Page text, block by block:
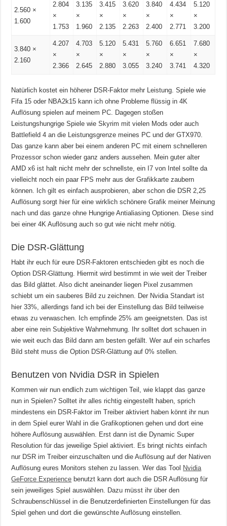
2.560 ×
1.600
2.804
×
1.753
3.135
×
1.960
3.415
×
2.135
3.620
×
2.263
3.840
×
2.400
4.434
×
2.771
5.120
×
3.200
3.840 ×
2.160
4.207
×
2.366
4.703
×
2.645
5.120
×
2.880
5.431
×
3.055
5.760
×
3.240
6.651
×
3.741
7.680
×
4.320
Natürlich kostet ein höherer DSR-Faktor mehr Leistung. Spiele wie
Fifa 15 oder NBA2k15 kann ich ohne Probleme flüssig in 4K
Auflösung spielen auf meinem PC. Dagegen stoßen
Leistungshungrige Spiele wie Skyrim mit vielen Mods oder auch
Battlefield 4 an die Leistungsgrenze meines PC und der GTX970.
Das ganze kann aber bei einem anderen PC mit einem schnelleren
Prozessor schon wieder ganz anders aussehen. Mein guter alter
AMD x6 ist halt nicht mehr der schnellste, ein I7 von Intel sollte da
vielleicht noch ein paar FPS mehr aus der Grafikkarte zaubern
können. Ich gilt es einfach ausprobieren, aber schon die DSR 2,25
Auflösung sorgt hier für eine wirklich schönere Grafik meiner Meinung
nach und das ganze ohne Hungrige Antialiasing Optionen. Diese sind
bei einer 4K Auflösung auch so gut wie nicht mehr nötig.
Die DSR-Glättung
Habt ihr euch für eure DSR-Faktoren entschieden gibt es noch die
Option DSR-Glättung. Hiermit wird bestimmt in wie weit der Treiber
das Bild glättet. Also dicht aneinander liegen Pixel zusammen
schiebt um ein sauberes Bild zu zeichnen. Der Nvidia Standart ist
hier 33%, allerdings fand ich bei der Einstellung das Bild teilweise
etwas zu verwaschen. Ich empfinde 25% am geeignetsten. Das ist
aber eine rein Subjektive Wahrnehmung. Ihr solltet dort schauen in
wie weit euch das Bild dann am besten gefällt. Wer auf ein scharfes
Bild steht muss die Option DSR-Glättung auf 0% stellen.
Benutzen von Nvidia DSR in Spielen
Kommen wir nun endlich zum wichtigen Teil, wie klappt das ganze
nun in Spielen? Solltet ihr alles richtig eingestellt haben, sprich
mindestens ein DSR-Faktor im Treiber aktiviert haben könnt ihr nun
in dem Spiel eurer Wahl in die Grafikoptionen gehen und dort eine
höhere Auflösung auswählen. Erst dann ist die Dynamic Super
Resolution für das jeweilige Spiel aktiviert. Es bringt nichts einfach
nur DSR im Treiber einzuschalten und die Auflösung auf der Nativen
Auflösung eures Monitors stehen zu lassen. Wer das Tool Nvidia
GeForce Experience benutzt kann dort auch die DSR Auflösung für
sein jeweiliges Spiel auswählen. Dazu müsst ihr über den
Schraubenschlüssel in die Benutzerdefinierten Einstellungen für das
Spiel gehen und dort die gewünschte Auflösung einstellen.